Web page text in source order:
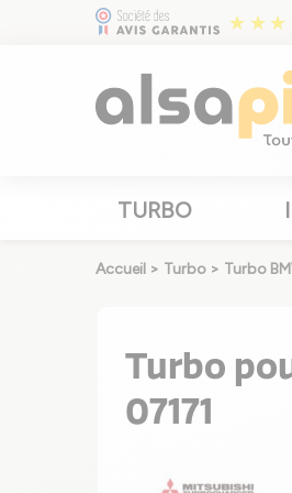
TURBO
Accueil > Turbo > Turbo
Turbo
07171